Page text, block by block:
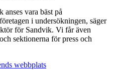
vara bäst på
i undersökningen, säger
för Sandvik. Vi får även
sektionerna för press och
webbplats